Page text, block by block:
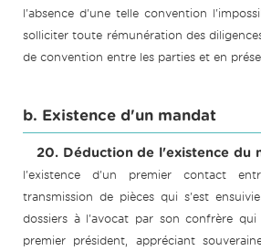
l'absence d'une telle convention
solliciter toute rémunération des
de convention entre les parties et en
b. Existence d'un mandat
20. Déduction de l'existence du
l'existence d'un premier contact
transmission de pièces qui s'est
dossiers à l'avocat par son confrère
premier président, appréciant